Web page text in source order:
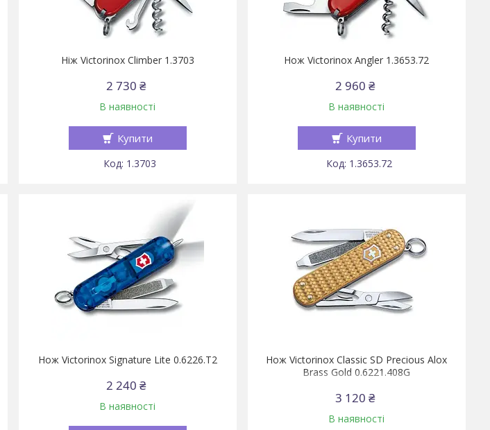
Ніж Victorinox Climber 1.3703
2 730 ₴
В наявності
Купити
1.3703
Нож Victorinox Angler 1.3653.72
2 960 ₴
В наявності
Купити
1.3653.72
Нож Victorinox Signature Lite 0.6226.T2
2 240 ₴
В наявності
Нож Victorinox Classic SD Precious Alox
Brass Gold 0.6221.408G
3 120 ₴
В наявності